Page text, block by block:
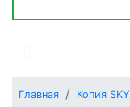
Главная Копия